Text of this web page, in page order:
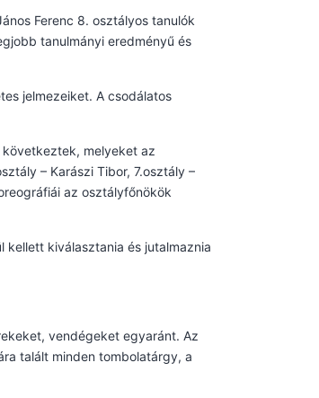
Ferenc 8. osztályos tanulók
tanulmányi eredményű és
jelmezeiket. A csodálatos
melyeket az
– Karászi Tibor, 7.osztály –
az osztályfőnökök
kellett kiválasztania és jutalmaznia
vendégeket egyaránt. Az
talált minden tombolatárgy, a